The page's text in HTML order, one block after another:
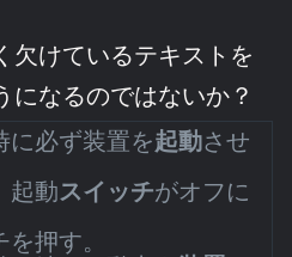
欠けているテキストを
なるのではないか？
に必ず装置を起動させ
起動スイッチがオフに
押す。